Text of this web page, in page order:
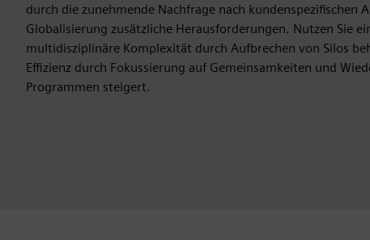
durch die zunehmende Nachfrage nach kundenspezifischen
Globalisierung zusätzliche Herausforderungen. Nutzen Sie
multidisziplinäre Komplexität durch Aufbrechen von Silos
Effizienz durch Fokussierung auf Gemeinsamkeiten und
Programmen steigert.